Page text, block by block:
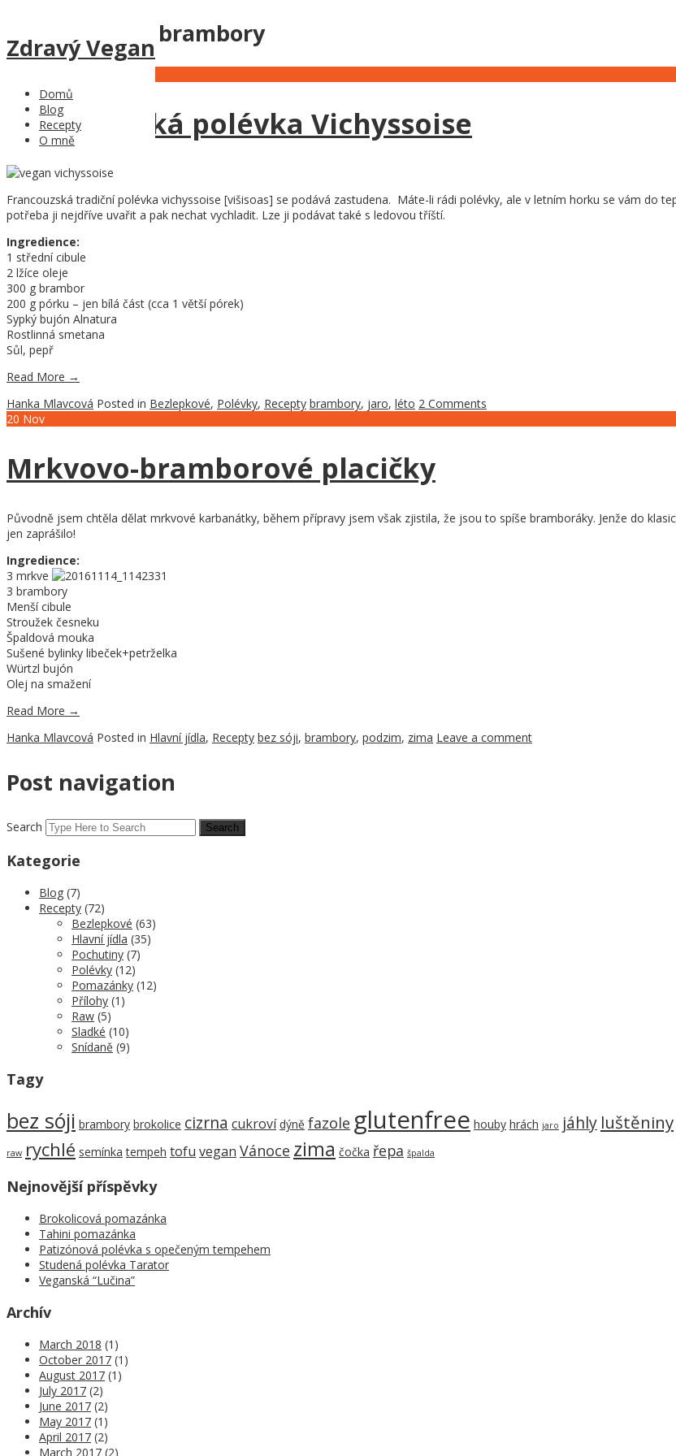
Zdravý Vegan
Domů
Blog
Recepty
O mně
Tag Archives: brambory
Francouzská polévka Vichyssoise
Francouzská tradiční polévka vichyssoise [višisoas] se podává zastudena. Máte-li rádi polévky, ale v letním horku se vám do
potřeba ji nejdříve uvařit a pak nechat vychladit. Lze ji podávat také s ledovou tříští.
Ingredience:
1 střední cibule
2 lžíce oleje
300 g brambor
200 g pórku – jen bílá část (cca 1 větší pórek)
Sypký bujón Alnatura
Rostlinná smetana
Sůl, pepř
Read More →
Hanka Mlavcová Posted in Bezlepkové, Polévky, Recepty brambory, jaro, léto 2 Comments
20 Nov
Mrkvovo-bramborové placičky
Původně jsem chtěla dělat mrkvové karbanátky, během přípravy jsem však zjistila, že jsou to spíše bramboráky. Jenže do
jen zaprášilo!
Ingredience:
3 mrkve
3 brambory
Menší cibule
Stroužek česneku
Špaldová mouka
Sušené bylinky libeček+petrželka
Würtzl bujón
Olej na smažení
Read More →
Hanka Mlavcová Posted in Hlavní jídla, Recepty bez sóji, brambory, podzim, zima Leave a comment
Post navigation
Search
Kategorie
Blog (7)
Recepty (72)
Bezlepkové (63)
Hlavní jídla (35)
Pochutiny (7)
Polévky (12)
Pomazánky (12)
Přílohy (1)
Raw (5)
Sladké (10)
Snídaně (9)
Tagy
bez sóji brambory brokolice cizrna cukroví dýně fazole glutenfree houby hrách jaro jáhly luštěniny
raw rychlé semínka tempeh tofu vegan Vánoce zima čočka řepa špalda
Nejnovější příspěvky
Brokolicová pomazánka
Tahini pomazánka
Patizónová polévka s opečeným tempehem
Studená polévka Tarator
Veganská “Lučina”
Archív
March 2018 (1)
October 2017 (1)
August 2017 (1)
July 2017 (2)
June 2017 (2)
May 2017 (1)
April 2017 (2)
March 2017 (2)